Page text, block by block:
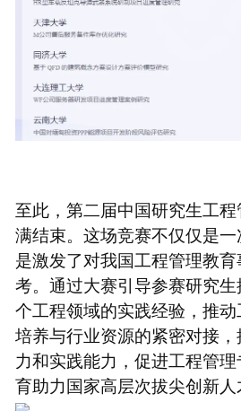
至此，第二届中国研究生工
满结束。这场竞赛不仅仅是
是激发了对我国工程管理教
考。通过大赛引导参赛研究
个工程领域的实践经验，推
培养与行业资源的紧密对接
力和实践能力，促进工程管
育助力国家高层次拔尖创新人